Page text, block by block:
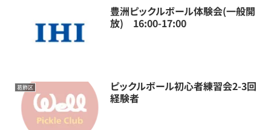
豊洲ピックルボール体験会(一般開
放) 16:00-17:00
葛飾区
ピックルボール初心者練習会2-3回
経験者